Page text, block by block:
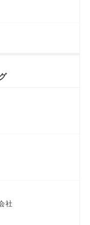
古農建機販売」
カガワ農機商会）
社
社